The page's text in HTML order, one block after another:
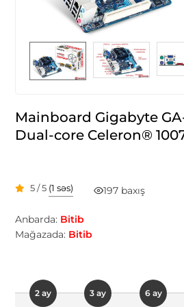
Mainboard Gigabyte
Dual-core Celeron®
5 / 5 (1 səs) 197 baxış
Anbarda: Bitib
Mağazada: Bitib
2 ay 3 ay 6 ay